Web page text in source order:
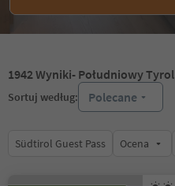
1942Wyniki- Południowy Tyrol
Sortuj według: Polecane
Südtirol Guest Pass Ocena